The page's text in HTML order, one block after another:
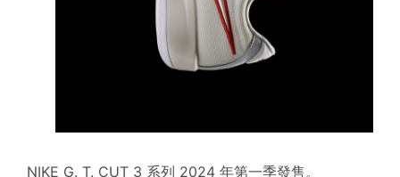
NIKE G. T. CUT 3 系列 2024 年第一季發售。